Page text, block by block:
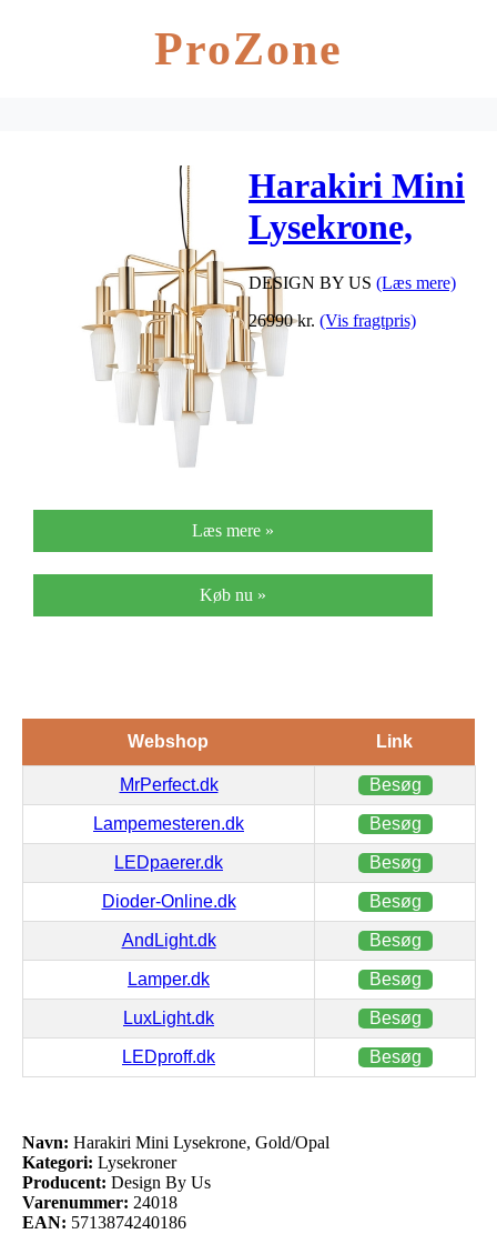
ProZone
Harakiri Mini
Lysekrone,
Gold/Opal
DESIGN BY US (Læs mere)
26990 kr. (Vis fragtpris)
Læs mere »
Køb nu »
Webshop Link
MrPerfect.dk Besøg
Lampemesteren.dk Besøg
LEDpaerer.dk Besøg
Dioder-Online.dk Besøg
AndLight.dk Besøg
Lamper.dk Besøg
LuxLight.dk Besøg
LEDproff.dk Besøg
Navn: Harakiri Mini Lysekrone, Gold/Opal
Kategori: Lysekroner
Producent: Design By Us
Varenummer: 24018
EAN: 5713874240186